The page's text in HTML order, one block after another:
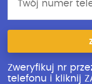
Zweryfikuj nr
telefonu i kliknij